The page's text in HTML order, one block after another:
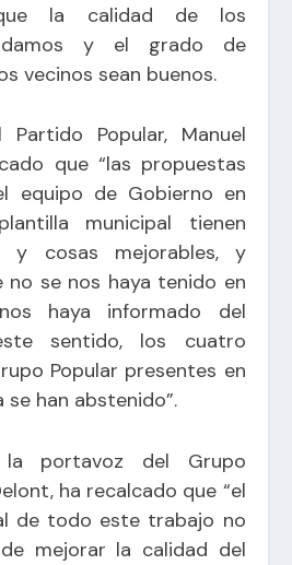
la calidad de los
damos y el grado de
vecinos sean buenos.
Popular, Manuel
que “las propuestas
equipo de Gobierno en
municipal tienen
y cosas mejorables, y
no se nos haya tenido en
haya informado del
sentido, los cuatro
Popular presentes en
se han abstenido”.
portavoz del Grupo
ha recalcado que “el
de todo este trabajo no
mejorar la calidad del